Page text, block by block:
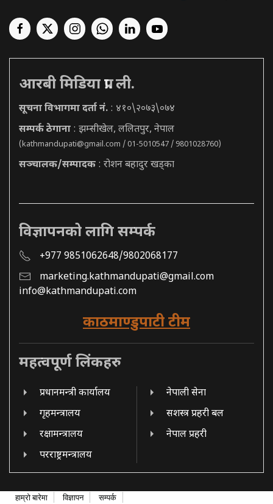
आरबी मिडिया प्रा. ली.
सूचना विभागमा दर्ता नं. : ४१०\२०७३\०७४
सम्पर्क ठेगाना : झम्सीखेल, ललितपुर, नेपाल
(kathmandupati@gmail.com / 01-5010547 / 9801028760)
सञ्चालक/सम्पादक : रोशन बहादुर खड्का
विज्ञापनको लागि सम्पर्क
+977 9851062648/9802068177
marketing.kathmandupati@gmail.com
info@kathmandupati.com
काठमाण्डुपाटी टीम
महत्वपूर्ण लिंकहरु
प्रधानमन्त्री कार्यालय
गृहमन्त्रालय
रक्षामन्त्रालय
परराष्ट्रमन्त्रालय
नेपाली सेना
सशस्त्र प्रहरी बल
नेपाल प्रहरी
हाम्रो बारेमा विज्ञापन सम्पर्क